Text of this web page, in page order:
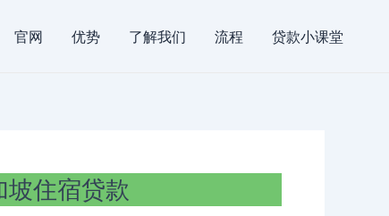
官网 优势 了解我们 流程 贷款小课堂
坡住宿贷款